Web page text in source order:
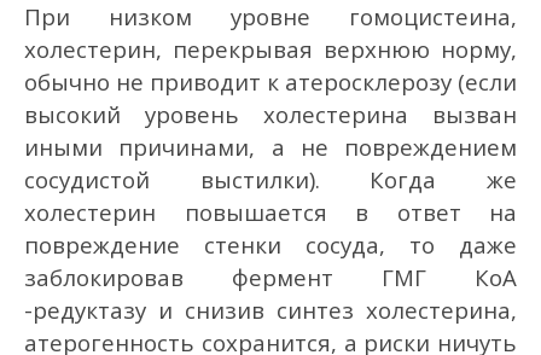
При низком уровне гомоцистеина,
холестерин, перекрывая верхнюю норму,
обычно не приводит к атеросклерозу (если
высокий уровень холестерина вызван
иными причинами, а не повреждением
сосудистой выстилки). Когда же
холестерин повышается в ответ на
повреждение стенки сосуда, то даже
заблокировав фермент ГМГ КоА
-редуктазу и снизив синтез холестерина,
атерогенность сохранится, а риски ничуть